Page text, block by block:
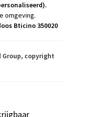
omgeving.
Bticino 350020
Group, copyright